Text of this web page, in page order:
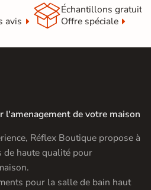
avis
Échantillons gratuit
Offre spéciale
l'amenagement de votre maison
Réflex Boutique propose à
de haute qualité pour
pour la salle de bain haut